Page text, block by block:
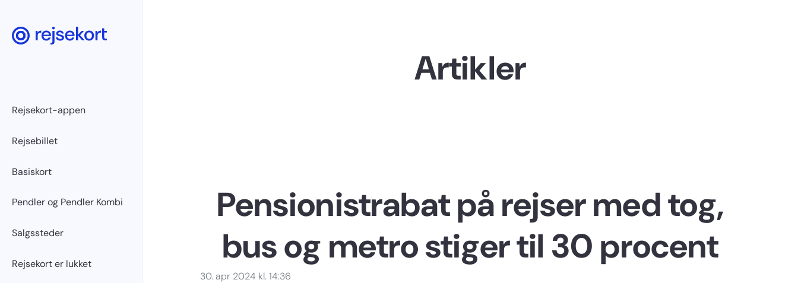
Rejsekort-appen
Rejsebillet
Basiskort
Pendler og Pendler Kombi
Salgssteder
Rejsekort er lukket
Artikler
Pensionistrabat på rejser med tog,
bus og metro stiger til 30 procent
30. apr 2024 kl. 14:36